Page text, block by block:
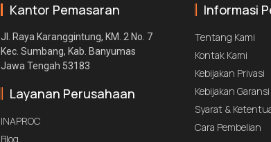
Kantor Pemasaran
Jl. Raya Karanggintung, KM. 2 No. 7
Kec. Sumbang, Kab. Banyumas
Jawa Tengah 53183
Layanan Perusahaan
INAPROC
Blog
Informasi
Tentang Kami
Kontak Kami
Kebijakan Privasi
Kebijakan Garansi
Syarat &
Cara Pembelian